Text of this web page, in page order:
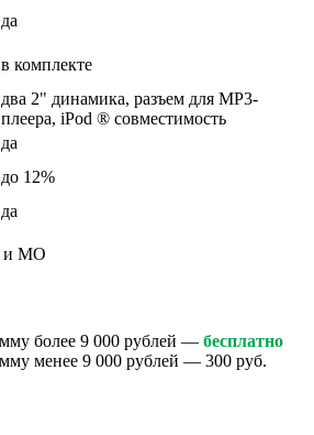
да
в комплекте
два 2" динамика, разъем для МР3-
плеера, iPod ® совместимость
да
до 12%
да
и МО
более 9 000 рублей — бесплатно
менее 9 000 рублей — 300 руб.